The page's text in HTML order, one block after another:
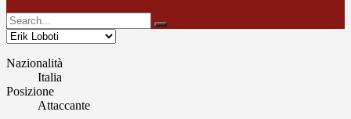
Nazionalità
Italia
Posizione
Attaccante